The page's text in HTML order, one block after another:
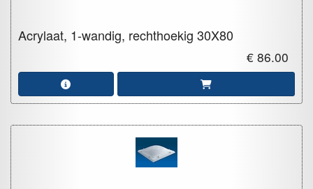
Acrylaat, 1-wandig, rechthoekig 30X80
€ 86.00